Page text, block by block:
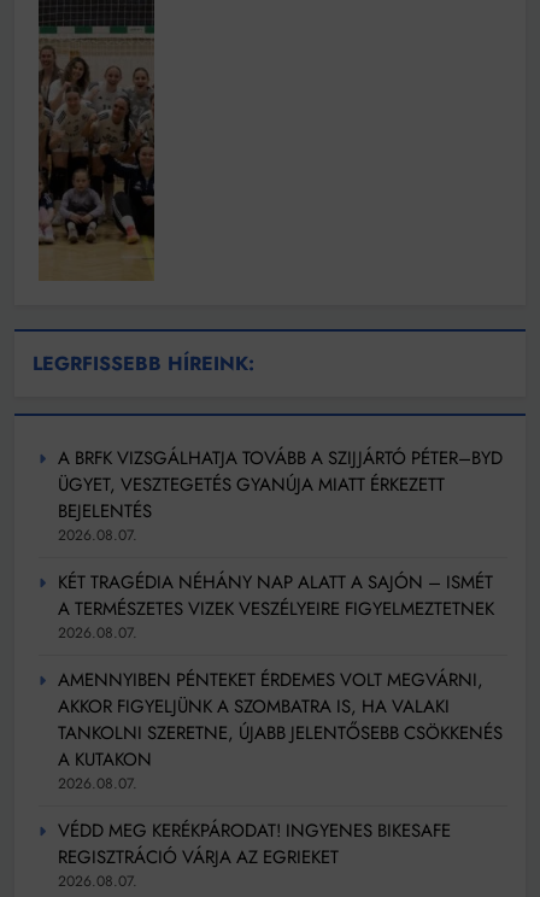
LEGRFISSEBB HÍREINK:
A BRFK VIZSGÁLHATJA TOVÁBB A SZIJJÁRTÓ PÉTER–BYD
ÜGYET, VESZTEGETÉS GYANÚJA MIATT ÉRKEZETT
BEJELENTÉS
2026.08.07.
KÉT TRAGÉDIA NÉHÁNY NAP ALATT A SAJÓN – ISMÉT
A TERMÉSZETES VIZEK VESZÉLYEIRE FIGYELMEZTETNEK
2026.08.07.
AMENNYIBEN PÉNTEKET ÉRDEMES VOLT MEGVÁRNI,
AKKOR FIGYELJÜNK A SZOMBATRA IS, HA VALAKI
TANKOLNI SZERETNE, ÚJABB JELENTŐSEBB CSÖKKENÉS
A KUTAKON
2026.08.07.
VÉDD MEG KERÉKPÁRODAT! INGYENES BIKESAFE
REGISZTRÁCIÓ VÁRJA AZ EGRIEKET
2026.08.07.